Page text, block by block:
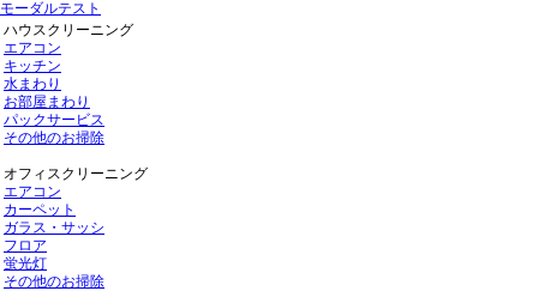
モーダルテスト
ハウスクリーニング
エアコン
キッチン
水まわり
お部屋まわり
パックサービス
その他のお掃除
オフィスクリーニング
エアコン
カーペット
ガラス・サッシ
フロア
蛍光灯
その他のお掃除